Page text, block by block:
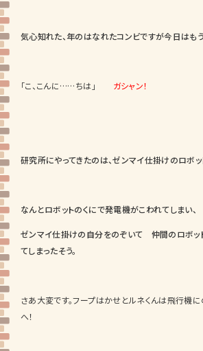
気心知れた、年のはなれたコンビですが今日はも
「こ、こんに……ちは」 ガシャン！
研究所にやってきたのは、ゼンマイ仕掛けのロボッ
なんとロボットのくにで発電機がこわれてしまい、
ゼンマイ仕掛けの自分をのぞいて 仲間のロボッ
てしまったそう。
さあ大変です。フープはかせとルネくんは飛行機に
へ！